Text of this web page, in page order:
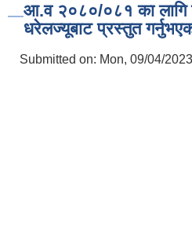
आ.व २०८०/०८१ का लागि
धरेलज्यूबाट प्रस्तुत
Submitted on: Mon, 09/04/